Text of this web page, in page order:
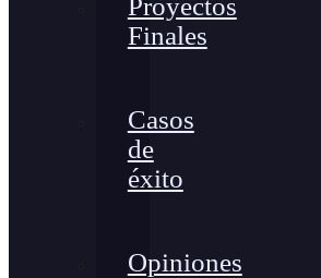
Proyectos
Finales
Casos
de
éxito
Opiniones